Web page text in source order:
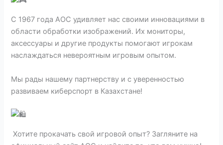
С 1967 года AOC удивляет нас своими инновациями в
области обработки изображений. Их мониторы,
аксессуары и другие продукты помогают игрокам
наслаждаться невероятным игровым опытом.
Мы рады нашему партнерству и с уверенностью
развиваем киберспорт в Казахстане!
Хотите прокачать свой игровой опыт? Загляните на